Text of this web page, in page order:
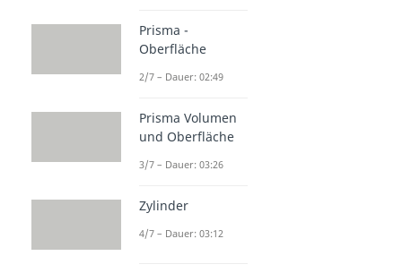
Prisma -
Oberfläche
2/7 – Dauer: 02:49
Prisma Volumen
und Oberfläche
3/7 – Dauer: 03:26
Zylinder
4/7 – Dauer: 03:12